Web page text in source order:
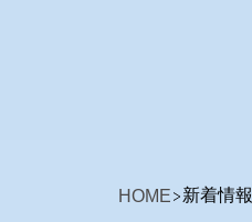
HOME 新着情報